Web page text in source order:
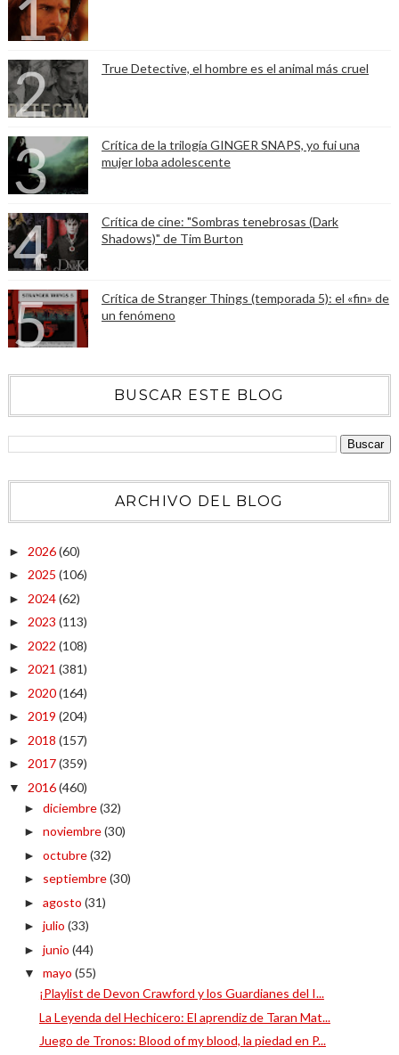
True Detective, el hombre es el animal más cruel
Crítica de la trilogía GINGER SNAPS, yo fui una
mujer loba adolescente
Crítica de cine: "Sombras tenebrosas (Dark
Shadows)" de Tim Burton
Crítica de Stranger Things (temporada 5): el «fin» de
un fenómeno
BUSCAR ESTE BLOG
ARCHIVO DEL BLOG
► 2026(60)
► 2025 (106)
► 2024(62)
► 2023 (113)
► 2022 (108)
► 2021 (381)
► 2020(164)
► 2019 (204)
► 2018 (157)
► 2017(359)
▼ 2016(460)
► diciembre(32)
► noviembre(30)
► octubre(32)
► septiembre(30)
► agosto (31)
► julio (33)
► junio (44)
▼ mayo (55)
¡Playlist de Devon Crawford y los Guardianes del I...
La Leyenda del Hechicero: El aprendiz de Taran Mat...
Juego de Tronos: Blood of my blood, la piedad en P...